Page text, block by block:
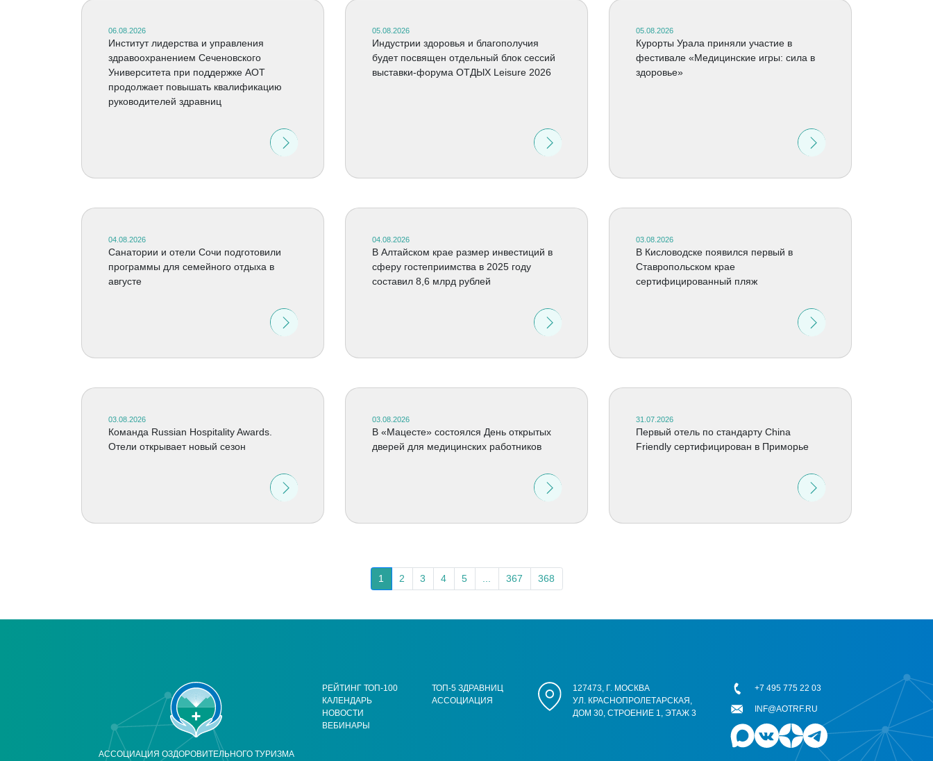
06.08.2026
Институт лидерства и управления
здравоохранением Сеченовского
Университета при поддержке АОТ
продолжает повышать квалификацию
руководителей здравниц
05.08.2026
Индустрии здоровья и благополучия
будет посвящен отдельный блок сессий
выставки-форума ОТДЫХ Leisure 2026
05.08.2026
Курорты Урала приняли участие в
фестивале «Медицинские игры: сила в
здоровье»
04.08.2026
Санатории и отели Сочи подготовили
программы для семейного отдыха в
августе
04.08.2026
В Алтайском крае размер инвестиций в
сферу гостеприимства в 2025 году
составил 8,6 млрд рублей
03.08.2026
В Кисловодске появился первый в
Ставропольском крае
сертифицированный пляж
03.08.2026
Команда Russian Hospitality Awards.
Отели открывает новый сезон
03.08.2026
В «Мацесте» состоялся День открытых
дверей для медицинских работников
31.07.2026
Первый отель по стандарту China
Friendly сертифицирован в Приморье
1 2 3 4 5 367 368
АССОЦИАЦИЯ ОЗДОРОВИТЕЛЬНОГО ТУРИЗМА
РЕЙТИНГ ТОП-100
КАЛЕНДАРЬ
НОВОСТИ
ВЕБИНАРЫ
ТОП-5 ЗДРАВНИЦ
АССОЦИАЦИЯ
127473, Г. МОСКВА
УЛ. КРАСНОПРОЛЕТАРСКАЯ,
ДОМ 30, СТРОЕНИЕ 1, ЭТАЖ 3
+7 495 775 22 03
INF@AOTRF.RU